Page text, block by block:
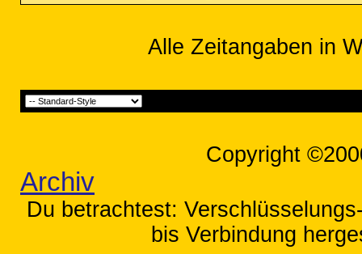
Alle Zeitangaben in
Copyright
Archiv
Du betrachtest:
bis Verbindung